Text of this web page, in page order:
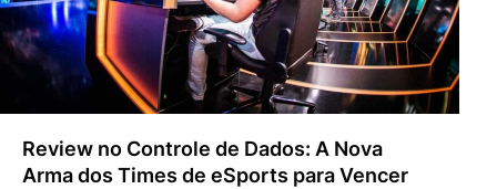
Review no Controle de Dados: A Nova
Arma dos Times de eSports para Vencer